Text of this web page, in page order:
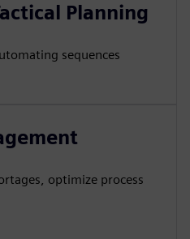
Planning
sequences
optimize process